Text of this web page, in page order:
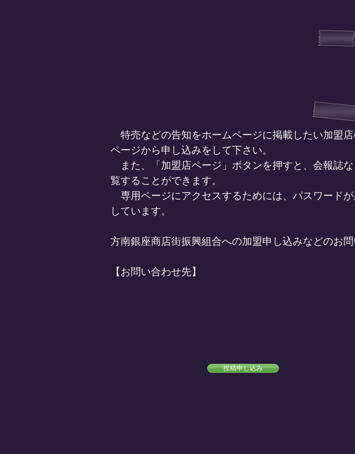
特売などの告知をホームページに掲載したい加盟
ページから申し込みをして下さい。
また、「加盟店ページ」ボタンを押すと、会報誌
覧することができます。
専用ページにアクセスするためには、パスワード
しています。
方南銀座商店街振興組合への加盟申し込みなどのお
【お問い合わせ先】
投稿申し込み